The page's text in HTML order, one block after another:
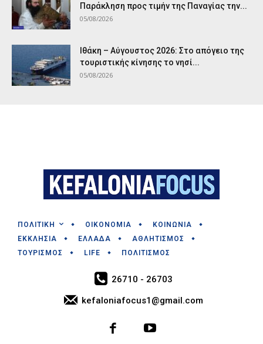
Παράκληση προς τιμήν της Παναγίας την...
05/08/2026
Ιθάκη – Αύγουστος 2026: Στο απόγειο της
τουριστικής κίνησης το νησί...
05/08/2026
ΠΟΛΙΤΙΚΗ ΟΙΚΟΝΟΜΙΑ
ΚΟΙΝΩΝΙΑ
ΕΚΚΛΗΣΙΑ
ΕΛΛΑΔΑ
ΑΘΛΗΤΙΣΜΟΣ
ΤΟΥΡΙΣΜΟΣ
LIFE ΠΟΛΙΤΙΣΜΟΣ
26710 - 26703
kefaloniafocus1@gmail.com